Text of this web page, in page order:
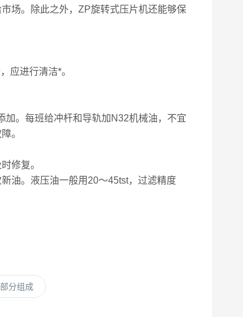
场。除此之外，ZP旋转式压片机还能够保
应进行清洁*。
。每班给冲杆和导轨加N32机械油，不宜
。
修复。
油。液压油一般用20～45tst，过滤精度
分组成